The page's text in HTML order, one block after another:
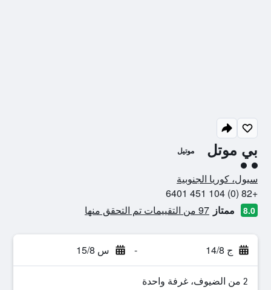
بي موتل موتيل
تقييم فئة 2
سيول، كوريا الجنوبية
+82 (0) 104 451 6401
8.0 ممتاز 97 من التقييمات تم التحقق منها
ج 14/8 - س 15/8
2 من الضيوف، غرفة واحدة